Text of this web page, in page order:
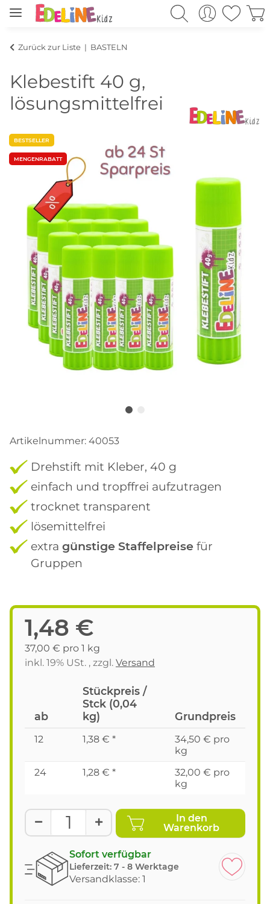
Zurück zur Liste BASTELN
Klebestift 40 g,
lösungsmittelfrei
BESTSELLER
MENGENRABATT
Artikelnummer: 40053
Drehstift mit Kleber, 40 g
einfach und tropffrei aufzutragen
trocknet transparent
lösemittelfrei
extra günstige Staffelpreise für
Gruppen
1,48 €
37,00 € pro 1 kg
inkl. 19% USt. , zzgl. Versand
ab
Stückpreis /
Stck (0,04
kg)
Grundpreis
12 1,38 € *
34,50 € pro
kg
24
1,28 € *
32,00 € pro
kg
In den
Warenkorb
Sofort verfügbar
Lieferzeit: 7 - 8 Werktage
Versandklasse: 1